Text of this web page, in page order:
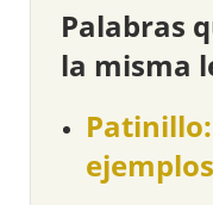
Palabras
la misma
ejemplos